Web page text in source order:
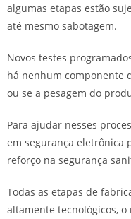
algumas etapas estão
até mesmo sabotagem.
Novos testes
há nenhum componente
ou se a pesagem do
Para ajudar nesses
em segurança eletrônica
reforço na segurança
Todas as etapas de
altamente tecnológicos,